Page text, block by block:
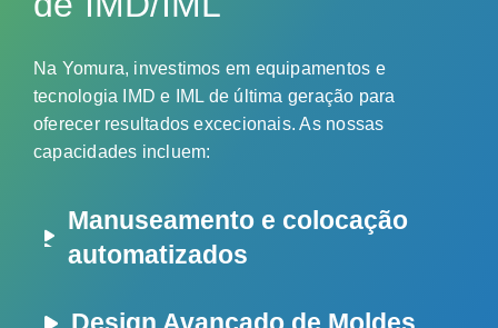
Na Yomura, investimos em equipamentos e
tecnologia IMD e IML de última geração para
oferecer resultados excecionais. As nossas
capacidades incluem:
Manuseamento e colocação
automatizados
Com as nossas avançadas funcionalidades